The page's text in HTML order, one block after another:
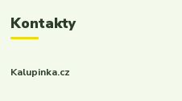
Kontakty
Kalupinka.cz